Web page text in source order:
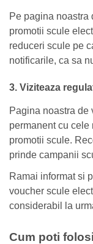
Pe pagina noastra
promotii scule
reduceri scule pe
notificarile, ca sa
3. Viziteaza
Pagina noastra de
permanent cu
promotii scule.
prinde campanii
Ramai informat si
voucher scule
considerabil la
Cum poti